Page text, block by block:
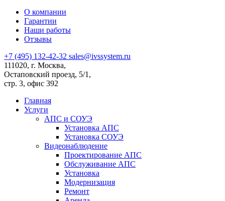
О компании
Гарантии
Наши работы
Отзывы
+7 (495) 132-42-32 sales@ivssystem.ru
111020, г. Москва,
Остаповский проезд, 5/1,
стр. 3, офис 392
Главная
Услуги
АПС и СОУЭ
Установка АПС
Установка СОУЭ
Видеонаблюдение
Проектирование АПС
Обслуживание АПС
Установка
Модернизация
Ремонт